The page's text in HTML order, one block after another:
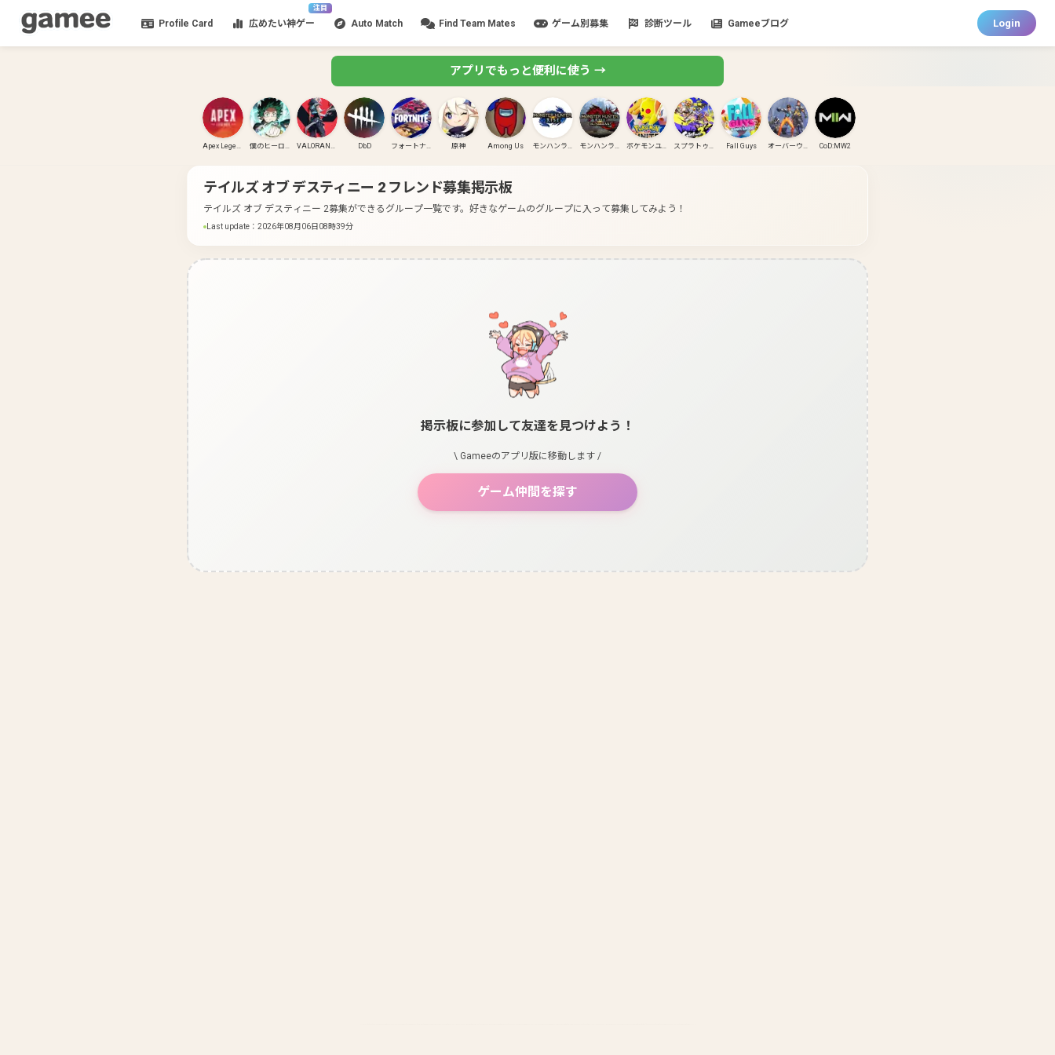
Profile Card
注目
広めたい神ゲー Auto Match Find Team Mates ゲーム別募集 診断ツール Gameeブログ Login
アプリでもっと便利に使う →
Apex Legends 僕のヒーローアカデミア ULTRA RUMBLE VALORANT(PC) DbD フォートナイト 原神 Among Us モンハンライズ モンハンライズ:サンブレイク ポケモンユナイト スプラトゥーン3 Fall Guys オーバーウォッチ CoD:MW2
テイルズ オブ デスティニー 2フレンド募集掲示板
テイルズ オブ デスティニー 2募集ができるグループ一覧です。 好きなゲームのグループに入って募集してみよう！
Last update ： 2026年08月06日08時39分
掲示板に参加して友達を見つけよう！
\ Gameeのアプリ版に移動します /
ゲーム仲間を探す